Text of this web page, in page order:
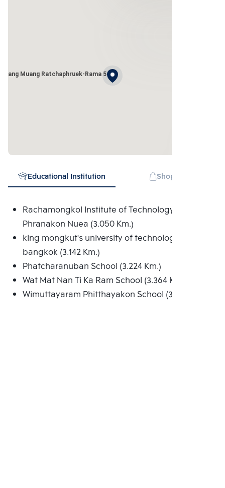
Klang Muang Ratchaphruek-Rama 5
Educational Institution Shopping mall
Rachamongkol Institute of Technology
Phranakon Nuea (3.050 Km.)
king mongkut's university of technology north
bangkok (3.142 Km.)
Phatcharanuban School (3.224 Km.)
Wat Mat Nan Ti Ka Ram School (3.364 Km.)
Wimuttayaram Phitthayakon School (3.553 Km.)